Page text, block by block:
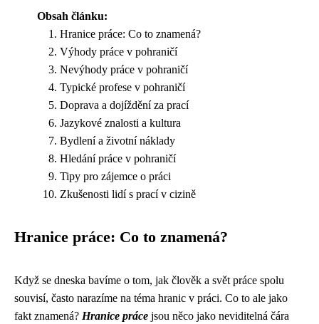
Obsah článku:
Hranice práce: Co to znamená?
Výhody práce v pohraničí
Nevýhody práce v pohraničí
Typické profese v pohraničí
Doprava a dojíždění za prací
Jazykové znalosti a kultura
Bydlení a životní náklady
Hledání práce v pohraničí
Tipy pro zájemce o práci
Zkušenosti lidí s prací v cizině
Hranice práce: Co to znamená?
Když se dneska bavíme o tom, jak člověk a svět práce spolu
souvisí, často narazíme na téma hranic v práci. Co to ale jako
fakt znamená? Hranice práce jsou něco jako neviditelná čára